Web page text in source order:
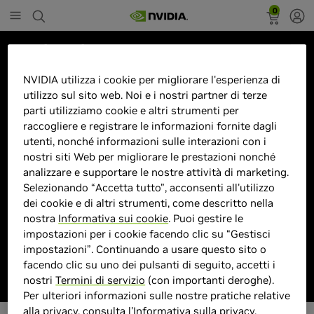
0
Marketplace
27GS75QX-B 68,6 cm (27") 2560
x 1440 Pixel Quad HD Nero
> Display :
27 pollici"| 2560 x 1440 Pixel |
> MPN : 8806096175323
Prodotto esaurito
NVIDIA utilizza i cookie per migliorare l'esperienza di
utilizzo sul sito web. Noi e i nostri partner di terze
parti utilizziamo cookie e altri strumenti per
raccogliere e registrare le informazioni fornite dagli
utenti, nonché informazioni sulle interazioni con i
nostri siti Web per migliorare le prestazioni nonché
analizzare e supportare le nostre attività di marketing.
Selezionando “Accetta tutto”, acconsenti all'utilizzo
dei cookie e di altri strumenti, come descritto nella
nostra Informativa sui cookie. Puoi gestire le
impostazioni per i cookie facendo clic su “Gestisci
impostazioni”. Continuando a usare questo sito o
facendo clic su uno dei pulsanti di seguito, accetti i
nostriTermini di servizio (con importanti deroghe).
Per ulteriori informazioni sulle nostre pratiche relative
alla privacy, consulta l'Informativa sulla privacy.